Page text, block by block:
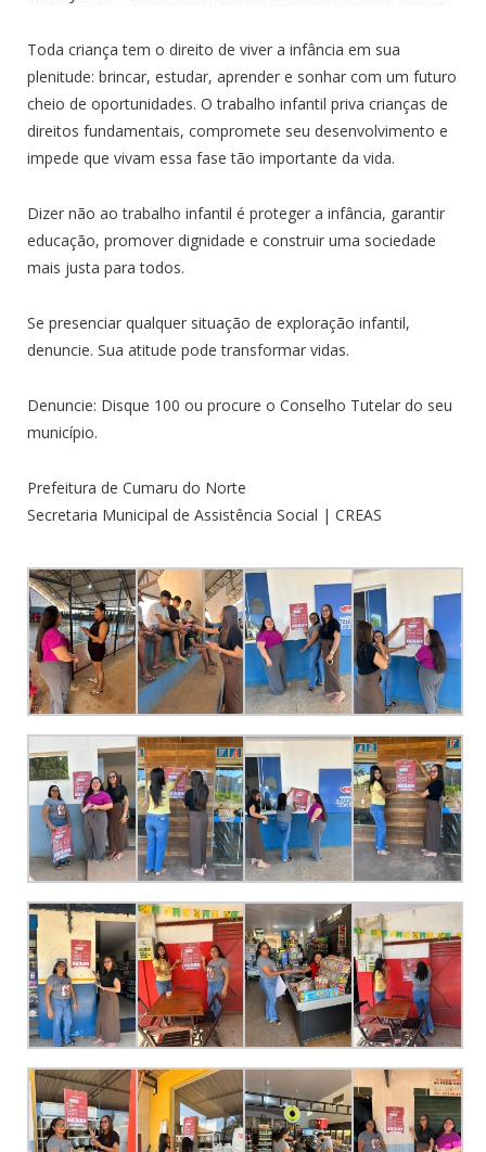
Toda criança tem o direito de viver a infância em sua
plenitude: brincar, estudar, aprender e sonhar com um futuro
cheio de oportunidades. O trabalho infantil priva crianças de
direitos fundamentais, compromete seu desenvolvimento e
impede que vivam essa fase tão importante da vida.
Dizer não ao trabalho infantil é proteger a infância, garantir
educação, promover dignidade e construir uma sociedade
mais justa para todos.
Se presenciar qualquer situação de exploração infantil,
denuncie. Sua atitude pode transformar vidas.
Denuncie: Disque 100 ou procure o Conselho Tutelar do seu
município.
Prefeitura de Cumaru do Norte
Secretaria Municipal de Assistência Social | CREAS